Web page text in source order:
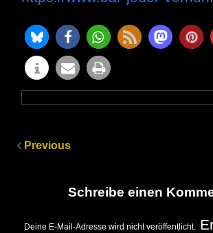
Previous
Schreibe einen
Deine E-Mail-Adresse wird nicht veröffentlicht.